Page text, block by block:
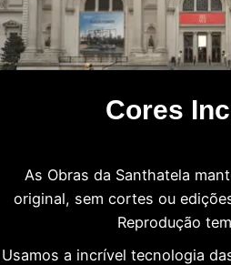
Cores
As Obras da Santhatela
original, sem cortes ou
Reprodução
Usamos a incrível tecnologia